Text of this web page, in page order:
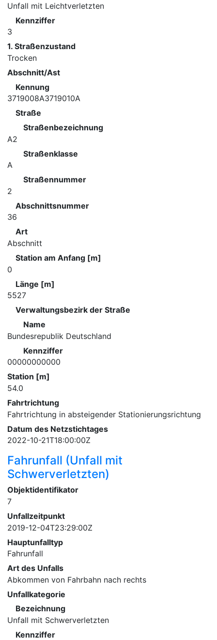
Unfall mit Leichtverletzten
Kennziffer
3
1. Straßenzustand
Trocken
Abschnitt/Ast
Kennung
3719008A3719010A
Straße
Straßenbezeichnung
A2
Straßenklasse
A
Straßennummer
2
Abschnittsnummer
36
Art
Abschnitt
Station am Anfang [m]
0
Länge [m]
5527
Verwaltungsbezirk der Straße
Name
Bundesrepublik Deutschland
Kennziffer
00000000000
Station [m]
54.0
Fahrtrichtung
Fahrtrichtung in absteigender Stationierungsrichtung
Datum des Netzstichtages
2022-10-21T18:00:00Z
Fahrunfall (Unfall mit
Schwerverletzten)
Objektidentifikator
7
Unfallzeitpunkt
2019-12-04T23:29:00Z
Hauptunfalltyp
Fahrunfall
Art des Unfalls
Abkommen von Fahrbahn nach rechts
Unfallkategorie
Bezeichnung
Unfall mit Schwerverletzten
Kennziffer